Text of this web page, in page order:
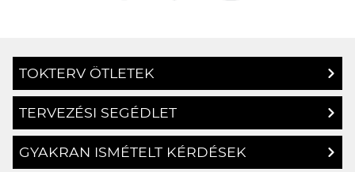
TOKTERV ÖTLETEK
TERVEZÉSI SEGÉDLET